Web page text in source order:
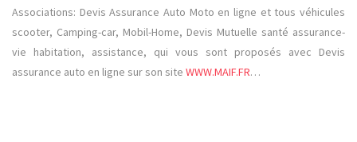
Associations: Devis Assurance Auto Moto en ligne et tous véhicules
scooter, Camping-car, Mobil-Home, Devis Mutuelle santé assurance-
vie habitation, assistance, qui vous sont proposés avec Devis
assurance auto en ligne sur son site WWW.MAIF.FR…